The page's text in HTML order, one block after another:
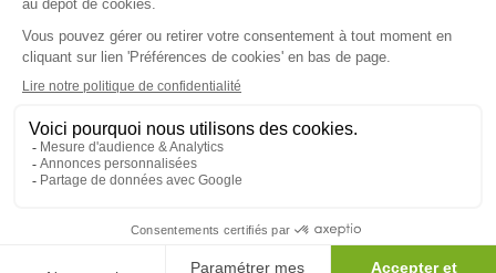
SUIVEZ-NOUS SUR :
Protection données personnelles
Nous vous informons de l'existence de la liste d'opposition
au démarchage téléphonique. Inscription surbloctel.gouv.fr